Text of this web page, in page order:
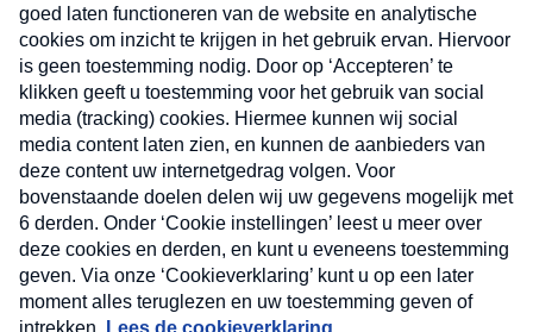
Verzend
Nieuwsbrief
Neem hier een gratis abonnement op onze
nieuwsbrief. Elke vrijdag- en dinsdagochtend in uw